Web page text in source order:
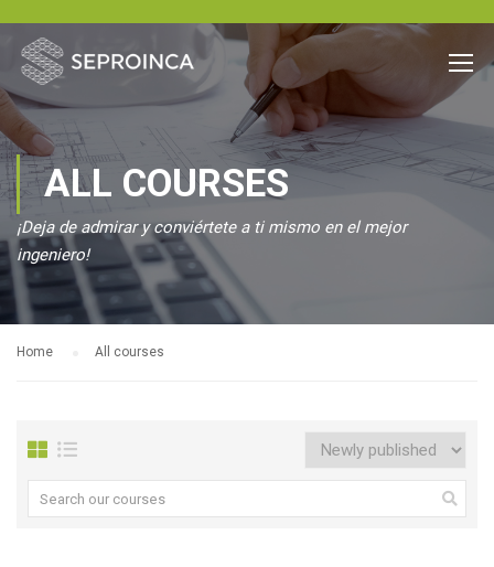
ALL COURSES
¡Deja de admirar y conviértete a ti mismo en el mejor
ingeniero!
Home All courses